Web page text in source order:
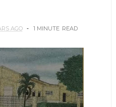
AGO 1 MINUTE READ